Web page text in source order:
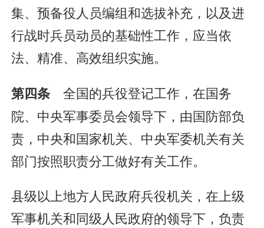
集、预备役人员编组和选拔补充，以及进
行战时兵员动员的基础性工作，应当依
法、精准、高效组织实施。
第四条全国的兵役登记工作，在国务
院、中央军事委员会领导下，由国防部负
责，中央和国家机关、中央军委机关有关
部门按照职责分工做好有关工作。
县级以上地方人民政府兵役机关，在上级
军事机关和同级人民政府的领导下，负责